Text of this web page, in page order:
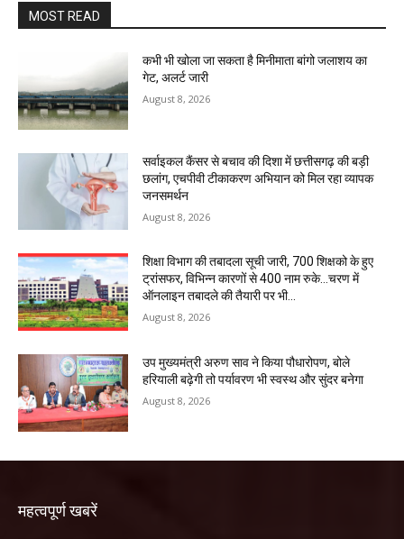
MOST READ
कभी भी खोला जा सकता है मिनीमाता बांगो जलाशय का
गेट, अलर्ट जारी
August 8, 2026
सर्वाइकल कैंसर से बचाव की दिशा में छत्तीसगढ़ की बड़ी
छलांग, एचपीवी टीकाकरण अभियान को मिल रहा व्यापक
जनसमर्थन
August 8, 2026
शिक्षा विभाग की तबादला सूची जारी, 700 शिक्षको के हुए
ट्रांसफर, विभिन्न कारणों से 400 नाम रुके…चरण में
ऑनलाइन तबादले की तैयारी पर भी...
August 8, 2026
उप मुख्यमंत्री अरुण साव ने किया पौधारोपण, बोले
हरियाली बढ़ेगी तो पर्यावरण भी स्वस्थ और सुंदर बनेगा
August 8, 2026
महत्वपूर्ण खबरें